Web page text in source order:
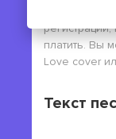
DANELIYA -
платить. Вы
Love cover
Текст